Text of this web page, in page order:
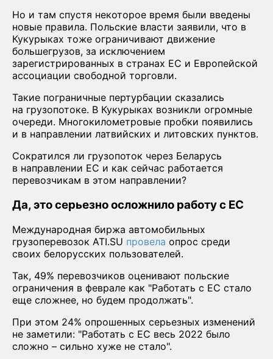
Но и там спустя некоторое время были введены
новые правила. Польские власти заявили, что в
Кукурыках тоже ограничивают движение
большегрузов, за исключением
зарегистрированных в странах ЕС и Европейской
ассоциации свободной торговли.
Такие пограничные пертурбации сказались
на грузопотоке. В Кукурыках возникли огромные
очереди. Многокилометровые пробки появились
и в направлении латвийских и литовских пунктов.
Сократился ли грузопоток через Беларусь
в направлении ЕС и как сейчас работается
перевозчикам в этом направлении?
Да, это серьезно осложнило работу с ЕС
Международная биржа автомобильных
грузоперевозок ATI.SU провела опрос среди
своих белорусских пользователей.
Так, 49% перевозчиков оценивают польские
ограничения в феврале как "Работать с ЕС стало
еще сложнее, но будем продолжать".
При этом 24% опрошенных серьезных изменений
не заметили: "Работать с ЕС весь 2022 было
сложно – сильно хуже не стало".